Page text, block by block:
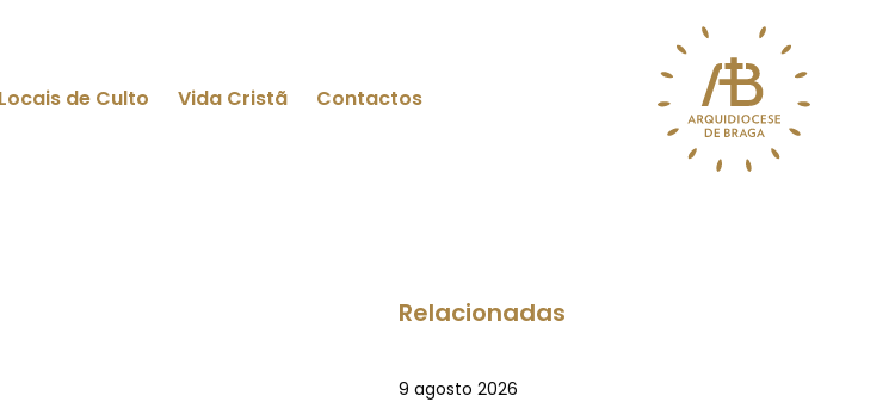
Locais de Culto Vida Cristã Contactos
Relacionadas
9 agosto 2026